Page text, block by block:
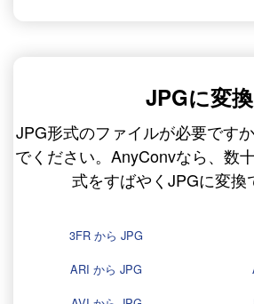
JPGに変換
JPG形式のファイルが必要です
でください。AnyConvなら、数
式をすばやくJPGに変換
3FR から JPG
ARI から JPG